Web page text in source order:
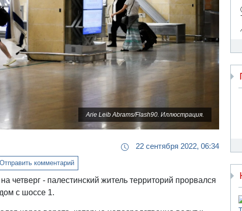
Arie Leib Abrams/Flash90. Иллюстрация.
22 сентября 2022, 06:34
комментарий
четверг - палестинский житель территорий прорвался
с шоссе 1.